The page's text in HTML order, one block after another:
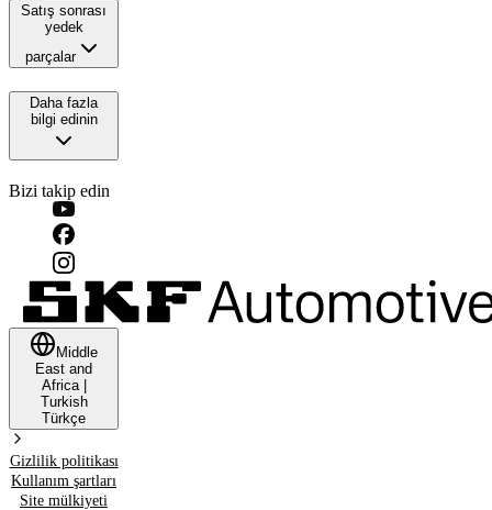
Satış sonrası
yedek
parçalar
Daha fazla
bilgi edinin
Bizi takip edin
Middle
East and
Africa|
Turkish
Türkçe
Gizlilik politikası
Kullanım şartları
Site mülkiyeti